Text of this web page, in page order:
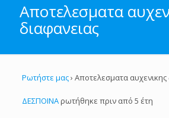
Αποτελεσματα
διαφανειας
Ρωτήστε μας› Αποτελεσματα αυχενικης
ΔΕΣΠΟΙΝΑρωτήθηκε πριν από 5 έτη